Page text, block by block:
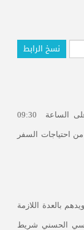
نسخ الرابط
09:30
احتياجات السفر
بالعدة اللازمة
الحسني شريط